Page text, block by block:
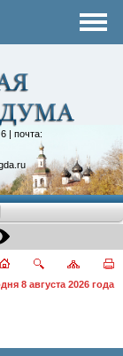
| почта:
8 августа 2026 года